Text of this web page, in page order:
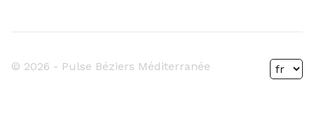
© 2026 - Pulse Béziers Méditerranée